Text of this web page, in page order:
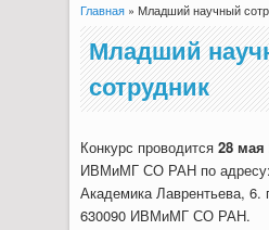
Вы здесь
Главная» Младший научный
Младший
сотрудник
Конкурс проводится 28 мая
ИВМиМГ СО РАН по адресу:
Академика Лаврентьева, 6.
630090 ИВМиМГ СО РАН.